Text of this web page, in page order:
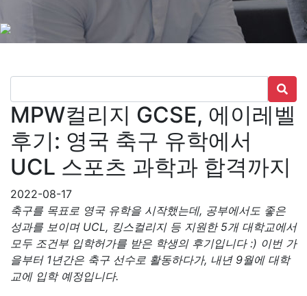
MPW컬리지 GCSE, 에이레벨
후기: 영국 축구 유학에서
UCL 스포츠 과학과 합격까지
2022-08-17
축구를 목표로 영국 유학을 시작했는데, 공부에서도 좋은
성과를 보이며 UCL, 킹스컬리지 등 지원한 5개 대학교에서
모두 조건부 입학허가를 받은 학생의 후기입니다 :) 이번 가
을부터 1년간은 축구 선수로 활동하다가, 내년 9월에 대학
교에 입학 예정입니다.